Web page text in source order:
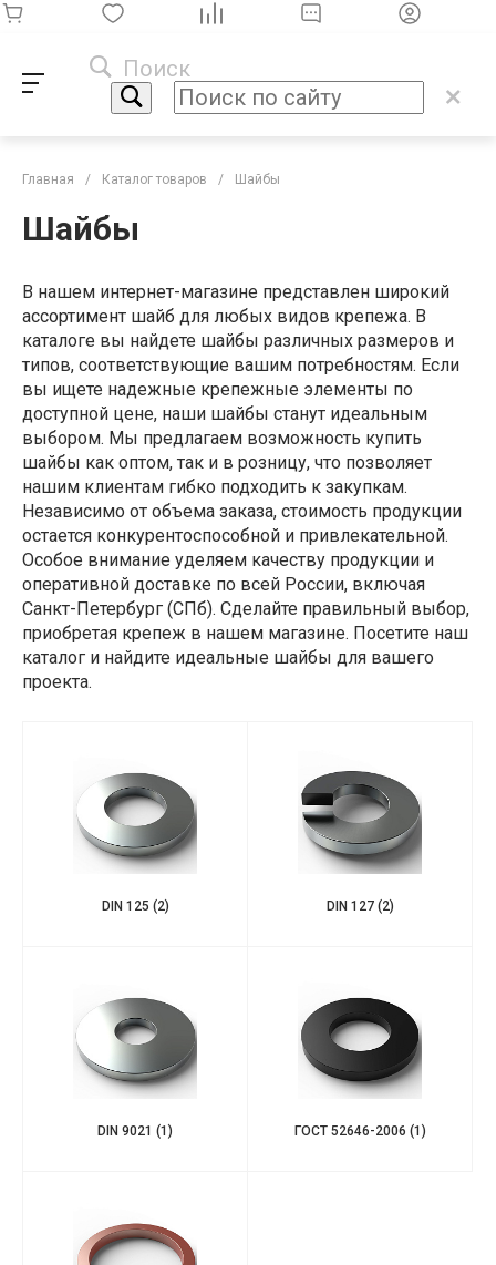
Поиск
Главная / Каталог товаров / Шайбы
Шайбы
В нашем интернет-магазине представлен широкий
ассортимент шайб для любых видов крепежа. В
каталоге вы найдете шайбы различных размеров и
типов, соответствующие вашим потребностям. Если
вы ищете надежные крепежные элементы по
доступной цене, наши шайбы станут идеальным
выбором. Мы предлагаем возможность купить
шайбы как оптом, так и в розницу, что позволяет
нашим клиентам гибко подходить к закупкам.
Независимо от объема заказа, стоимость продукции
остается конкурентоспособной и привлекательной.
Особое внимание уделяем качеству продукции и
оперативной доставке по всей России, включая
Санкт-Петербург (СПб). Сделайте правильный выбор,
приобретая крепеж в нашем магазине. Посетите наш
каталог и найдите идеальные шайбы для вашего
проекта.
DIN 125 (2) DIN 127 (2)
DIN 9021 (1) ГОСТ 52646-2006 (1)